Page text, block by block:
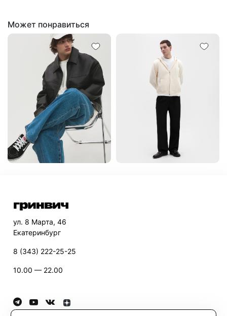
Может понравиться
ул. 8 Марта, 46
Екатеринбург
8 (343) 222-25-25
10.00 — 22.00